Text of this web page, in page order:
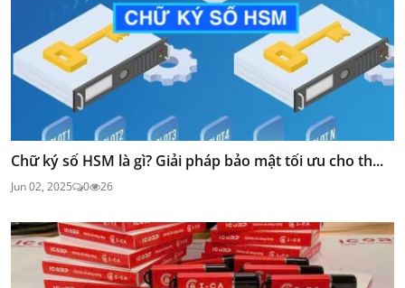
Chữ ký số HSM là gì? Giải pháp bảo mật tối ưu cho th...
Jun 02, 2025 0 26